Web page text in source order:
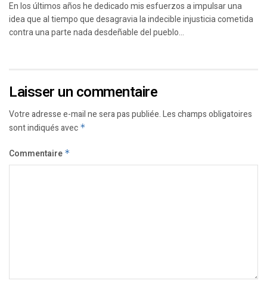
En los últimos años he dedicado mis esfuerzos a impulsar una
idea que al tiempo que desagravia la indecible injusticia cometida
contra una parte nada desdeñable del pueblo...
Laisser un commentaire
Votre adresse e-mail ne sera pas publiée.Les champs obligatoires
sont indiqués avec *
Commentaire *